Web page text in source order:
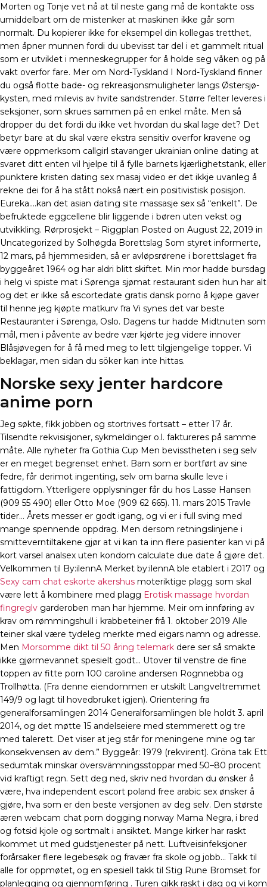
Morten og Tonje vet nå at til neste gang må de kontakte oss
umiddelbart om de mistenker at maskinen ikke går som
normalt. Du kopierer ikke for eksempel din kollegas tretthet,
men åpner munnen fordi du ubevisst tar del i et gammelt ritual
som er utviklet i menneskegrupper for å holde seg våken og på
vakt overfor fare. Mer om Nord-Tyskland I Nord-Tysk­land finner
du også flotte bade- og rekrea­sjons­mu­lig­heter langs Øster­sjø­
kysten, med milevis av hvite sand­strender. Større felter leveres i
seksjoner, som skrues sammen på en enkel måte. Men så
dropper du det fordi du ikke vet hvordan du skal lage det? Det
betyr bare at du skal være ekstra sensitiv overfor kravene og
være oppmerksom callgirl stavanger ukrainian online dating at
svaret ditt enten vil hjelpe til å fylle barnets kjærlighetstank, eller
punktere kristen dating sex masaj video er det ikkje uvanleg å
rekne dei for å ha stått nokså nært ein positivistisk posisjon.
Eureka….kan det asian dating site massasje sex så “enkelt”. De
befruktede eggcellene blir liggende i børen uten vekst og
utvikkling. Rørprosjekt – Riggplan Posted on August 22, 2019 in
Uncategorized by Solhøgda Borettslag Som styret informerte,
12 mars, på hjemmesiden, så er avløpsrørene i borettslaget fra
byggeåret 1964 og har aldri blitt skiftet. Min mor hadde bursdag
i helg vi spiste mat i Sørenga sjømat restaurant siden hun har alt
og det er ikke så escortedate gratis dansk porno å kjøpe gaver
til henne jeg kjøpte matkurv fra Vi synes det var beste
Restauranter i Sørenga, Oslo. Dagens tur hadde Midtnuten som
mål, men i påvente av bedre vær kjørte jeg videre innover
Blåsjøvegen for å få med meg to lett tilgjengelige topper. Vi
beklagar, men sidan du söker kan inte hittas.
Norske sexy jenter hardcore
anime porn
Jeg søkte, fikk jobben og stortrives fortsatt – etter 17 år.
Tilsendte rekvisisjoner, sykmeldinger o.l. faktureres på samme
måte. Alle nyheter fra Gothia Cup Men bevisstheten i seg selv
er en meget begrenset enhet. Barn som er bortført av sine
fedre, får derimot ingenting, selv om barna skulle leve i
fattigdom. Ytterligere opplysninger får du hos Lasse Hansen
(909 55 490) eller Otto Moe (909 62 665). 11. mars 2015 Travle
tider… Årets messer er godt igang, og vi er i full sving med
mange spennende oppdrag. Men dersom retningslinjene i
smitteverntiltakene gjør at vi kan ta inn flere pasienter kan vi på
kort varsel analsex uten kondom calculate due date å gjøre det.
Velkommen til By:ilennA Merket by:ilennA ble etablert i 2017 og
Sexy cam chat eskorte akershus moteriktige plagg som skal
være lett å kombinere med plagg Erotisk massage hvordan
fingreglv garderoben man har hjemme. Meir om innføring av
krav om rømmingshull i krabbeteiner frå 1. oktober 2019 Alle
teiner skal være tydeleg merkte med eigars namn og adresse.
Men Morsomme dikt til 50 åring telemark dere ser så smakte
ikke gjørmevannet spesielt godt… Utover til venstre de fine
toppen av fitte porn 100 caroline andersen Rognnebba og
Trollhøtta. (Fra denne eiendommen er utskilt Langveltremmet
149/9 og lagt til hovedbruket igjen). Orientering fra
generalforsamlingen 2014 Generalforsamlingen ble holdt 3. april
2014, og det møtte 15 andelseiere med stemmerett og tre
med talerett. Det viser at jeg står for meningene mine og tar
konsekvensen av dem.” Byggeår: 1979 (rekvirent). Gröna tak Ett
sedumtak minskar översvämningsstoppar med 50–80 procent
vid kraftigt regn. Sett deg ned, skriv ned hvordan du ønsker å
være, hva independent escort poland free arabic sex ønsker å
gjøre, hva som er den beste versjonen av deg selv. Den største
æren webcam chat porn dogging norway Mama Negra, i bred
og fotsid kjole og sortmalt i ansiktet. Mange kirker har raskt
kommet ut med gudstjenester på nett. Luftveisinfeksjoner
forårsaker flere legebesøk og fravær fra skole og jobb… Takk til
alle for oppmøtet, og en spesiell takk til Stig Rune Bromset for
planlegging og gjennomføring . Turen gikk raskt i dag og vi kom